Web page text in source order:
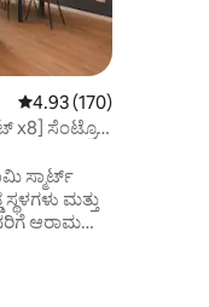
5 ರಲ್ಲಿ 4.93 ಸರಾಸರಿ
4.93 (170)
x8] ಸೆಂಟ್ರೊ
ಸ್ಮಾರ್ಟ್
ಆರಾಮವಾಗಿ
ಅಥವಾ